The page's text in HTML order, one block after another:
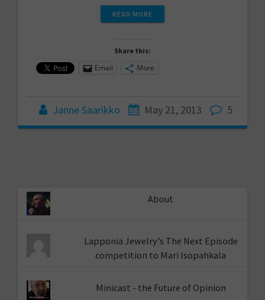
READ MORE
Share this:
Email More
Janne Saarikko May 21, 2013 5
About
Lapponia Jewelry’s The Next Episode
competition to Mari Isopahkala
Minicast - the Future of Opinion